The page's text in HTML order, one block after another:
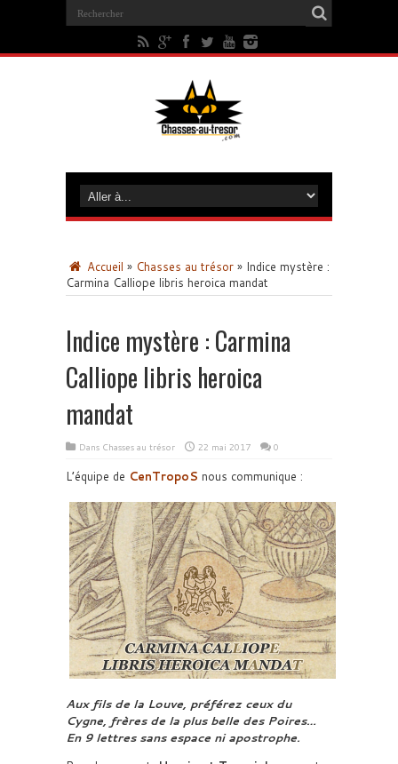
Accueil » Chasses au trésor » Indice mystère :
Carmina Calliope libris heroica mandat
Indice mystère : Carmina
Calliope libris heroica
mandat
Dans Chasses au trésor 22 mai 2017 0
L’équipe de CenTropoS nous communique :
Aux fils de la Louve, préférez ceux du
Cygne, frères de la plus belle des Poires…
En 9 lettres sans espace ni apostrophe.